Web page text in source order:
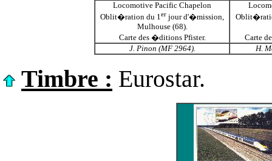
Locomotive Pacific Chapelon
Oblit�ration du 1er jour d'�mission,
Mulhouse (68).
Carte des �ditions Pfister.
Carte
J. Pinon (MF 2964).
H.
Timbre : Eurostar.